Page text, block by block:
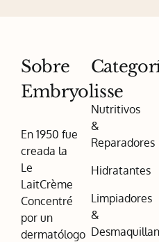
Sobre
Embryolisse
En 1950 fue
creada la
Le
LaitCrème
Concentré
por un
dermatólogo
Nutritivos
&
Reparadores
Hidratantes
Limpiadores
&